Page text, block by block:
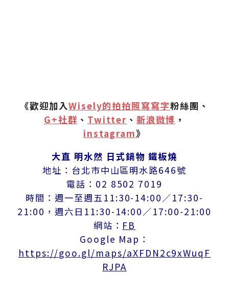
《歡迎加入Wisely的拍拍照寫寫字粉絲團、
G+社群 、 Twitter 、新浪微博 ，
instagram》
大直 明水然 日式鍋物 鐵板燒
地址：台北市中山區明水路646號
電話：02 8502 7019
時間：週一至週五11:30-14:00／17:30-
21:00，週六日11:30-14:00／17:00-21:00
網站： FB
Google Map：
https://goo.gl/maps/aXFDN2c9xWuqF
RJPA